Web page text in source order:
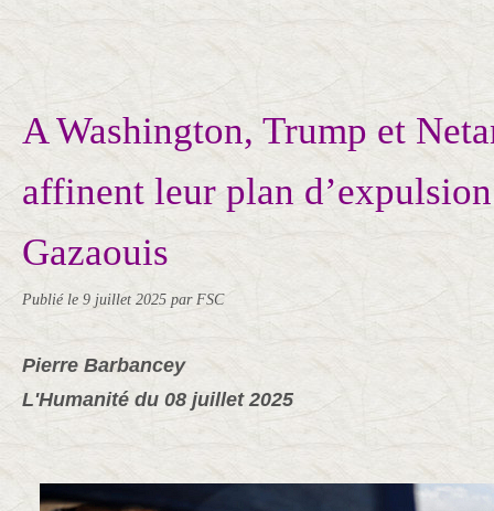
A Washington, Trump et
affinent leur plan
Gazaouis
Publié le 9 juillet 2025 par FSC
Pierre Barbancey
L'Humanité du 08 juillet 2025